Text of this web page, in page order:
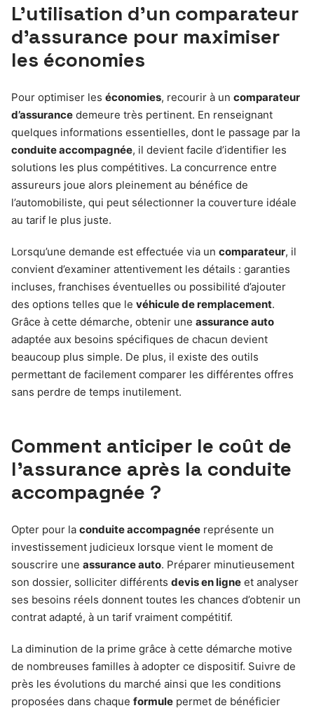
L’utilisation d’un comparateur
d’assurance pour maximiser
les économies
Pour optimiser les économies, recourir à un comparateur
d’assurance demeure très pertinent. En renseignant
quelques informations essentielles, dont le passage par la
conduite accompagnée, il devient facile d’identifier les
solutions les plus compétitives. La concurrence entre
assureurs joue alors pleinement au bénéfice de
l’automobiliste, qui peut sélectionner la couverture idéale
au tarif le plus juste.
Lorsqu’une demande est effectuée via un comparateur, il
convient d’examiner attentivement les détails : garanties
incluses, franchises éventuelles ou possibilité d’ajouter
des options telles que le véhicule de remplacement.
Grâce à cette démarche, obtenir une assurance auto
adaptée aux besoins spécifiques de chacun devient
beaucoup plus simple. De plus, il existe des outils
permettant de facilement comparer les différentes offres
sans perdre de temps inutilement.
Comment anticiper le coût de
l’assurance après la conduite
accompagnée ?
Opter pour la conduite accompagnée représente un
investissement judicieux lorsque vient le moment de
souscrire une assurance auto. Préparer minutieusement
son dossier, solliciter différents devis en ligne et analyser
ses besoins réels donnent toutes les chances d’obtenir un
contrat adapté, à un tarif vraiment compétitif.
La diminution de la prime grâce à cette démarche motive
de nombreuses familles à adopter ce dispositif. Suivre de
près les évolutions du marché ainsi que les conditions
proposées dans chaque formule permet de bénéficier